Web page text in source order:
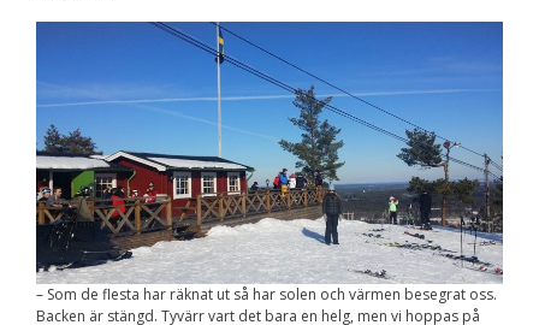
– Som de flesta har räknat ut så har solen och värmen besegrat oss.
Backen är stängd. Tyvärr vart det bara en helg, men vi hoppas på
Dessa kakor går
inte att välja
bort. De behövs
för att
hemsidan över
huvud taget
ska fungera.
Statistik
För att vi ska
kunna